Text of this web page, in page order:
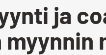
ja
myynnin